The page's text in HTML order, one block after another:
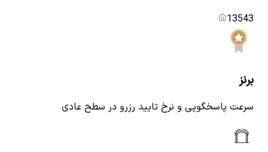
13543
برنز
سرعت پاسخگویی و نرخ تایید رزرو در سطح عادی